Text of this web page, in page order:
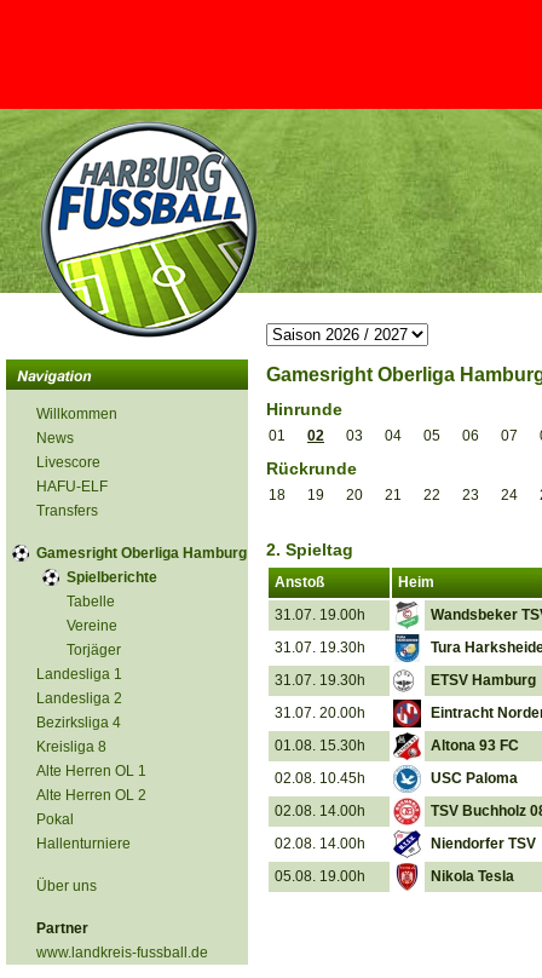
Willkommen
News
Livescore
HAFU-ELF
Transfers
Gamesright Oberliga Hamburg
Spielberichte
Tabelle
Vereine
Torjäger
Landesliga 1
Landesliga 2
Bezirksliga 4
Kreisliga 8
Alte Herren OL 1
Alte Herren OL 2
Pokal
Hallenturniere
Über uns
Partner
www.landkreis-fussball.de
Gamesright Oberliga
Hinrunde
01 02 03 04 05 06 07
Rückrunde
18 19 20 21 22 23 24
2. Spieltag
Anstoß
Heim
31.07. 19.00h
Wandsbeker
31.07. 19.30h
Tura
31.07. 19.30h
ETSV Hamburg
31.07. 20.00h
Eintracht
01.08. 15.30h
Altona 93 FC
02.08. 10.45h
USC Paloma
02.08. 14.00h
TSV Buchholz
02.08. 14.00h
Niendorfer TSV
05.08. 19.00h
Nikola Tesla